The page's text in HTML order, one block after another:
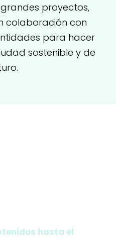
proyectos,
colaboración con
para hacer
sostenible y de
hasta el